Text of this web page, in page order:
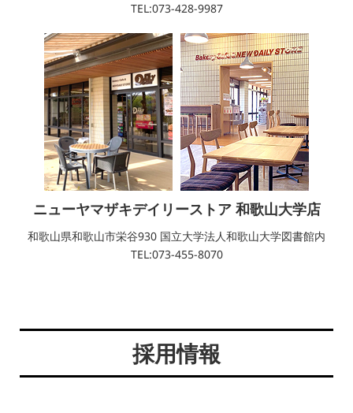
TEL:073-428-9987
ニューヤマザキデイリーストア 和歌山大学店
和歌山県和歌山市栄谷930 国立大学法人和歌山大学図書館内
TEL:073-455-8070
採用情報